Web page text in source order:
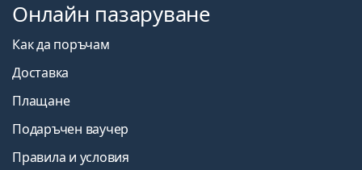
Онлайн пазаруване
Как да поръчам
Доставка
Плащане
Подаръчен ваучер
Правила и условия